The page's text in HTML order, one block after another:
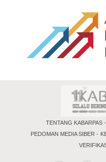
TENTANG KABARPAS
PEDOMAN MEDIA SIBER